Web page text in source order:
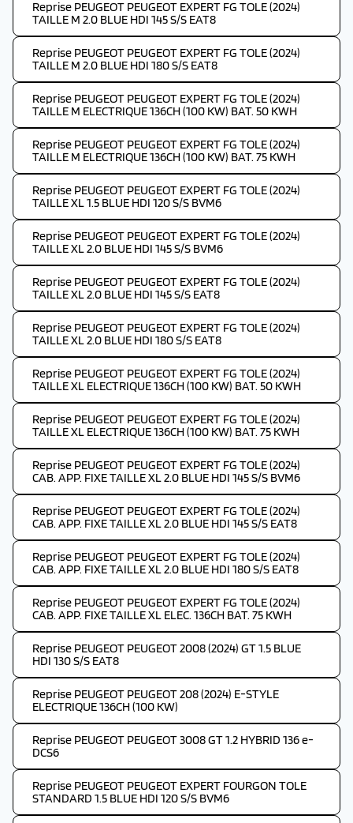
Reprise PEUGEOT PEUGEOT EXPERT FG TOLE (2024)
TAILLE M 2.0 BLUE HDI 145 S/S EAT8
Reprise PEUGEOT PEUGEOT EXPERT FG TOLE (2024)
TAILLE M 2.0 BLUE HDI 180 S/S EAT8
Reprise PEUGEOT PEUGEOT EXPERT FG TOLE (2024)
TAILLE M ELECTRIQUE 136CH (100 KW) BAT. 50 KWH
Reprise PEUGEOT PEUGEOT EXPERT FG TOLE (2024)
TAILLE M ELECTRIQUE 136CH (100 KW) BAT. 75 KWH
Reprise PEUGEOT PEUGEOT EXPERT FG TOLE (2024)
TAILLE XL 1.5 BLUE HDI 120 S/S BVM6
Reprise PEUGEOT PEUGEOT EXPERT FG TOLE (2024)
TAILLE XL 2.0 BLUE HDI 145 S/S BVM6
Reprise PEUGEOT PEUGEOT EXPERT FG TOLE (2024)
TAILLE XL 2.0 BLUE HDI 145 S/S EAT8
Reprise PEUGEOT PEUGEOT EXPERT FG TOLE (2024)
TAILLE XL 2.0 BLUE HDI 180 S/S EAT8
Reprise PEUGEOT PEUGEOT EXPERT FG TOLE (2024)
TAILLE XL ELECTRIQUE 136CH (100 KW) BAT. 50 KWH
Reprise PEUGEOT PEUGEOT EXPERT FG TOLE (2024)
TAILLE XL ELECTRIQUE 136CH (100 KW) BAT. 75 KWH
Reprise PEUGEOT PEUGEOT EXPERT FG TOLE (2024)
CAB. APP. FIXE TAILLE XL 2.0 BLUE HDI 145 S/S BVM6
Reprise PEUGEOT PEUGEOT EXPERT FG TOLE (2024)
CAB. APP. FIXE TAILLE XL 2.0 BLUE HDI 145 S/S EAT8
Reprise PEUGEOT PEUGEOT EXPERT FG TOLE (2024)
CAB. APP. FIXE TAILLE XL 2.0 BLUE HDI 180 S/S EAT8
Reprise PEUGEOT PEUGEOT EXPERT FG TOLE (2024)
CAB. APP. FIXE TAILLE XL ELEC. 136CH BAT. 75 KWH
Reprise PEUGEOT PEUGEOT 2008 (2024) GT 1.5 BLUE
HDI 130 S/S EAT8
Reprise PEUGEOT PEUGEOT 208 (2024) E-STYLE
ELECTRIQUE 136CH (100 KW)
Reprise PEUGEOT PEUGEOT 3008 GT 1.2 HYBRID 136 e-
DCS6
Reprise PEUGEOT PEUGEOT EXPERT FOURGON TOLE
STANDARD 1.5 BLUE HDI 120 S/S BVM6